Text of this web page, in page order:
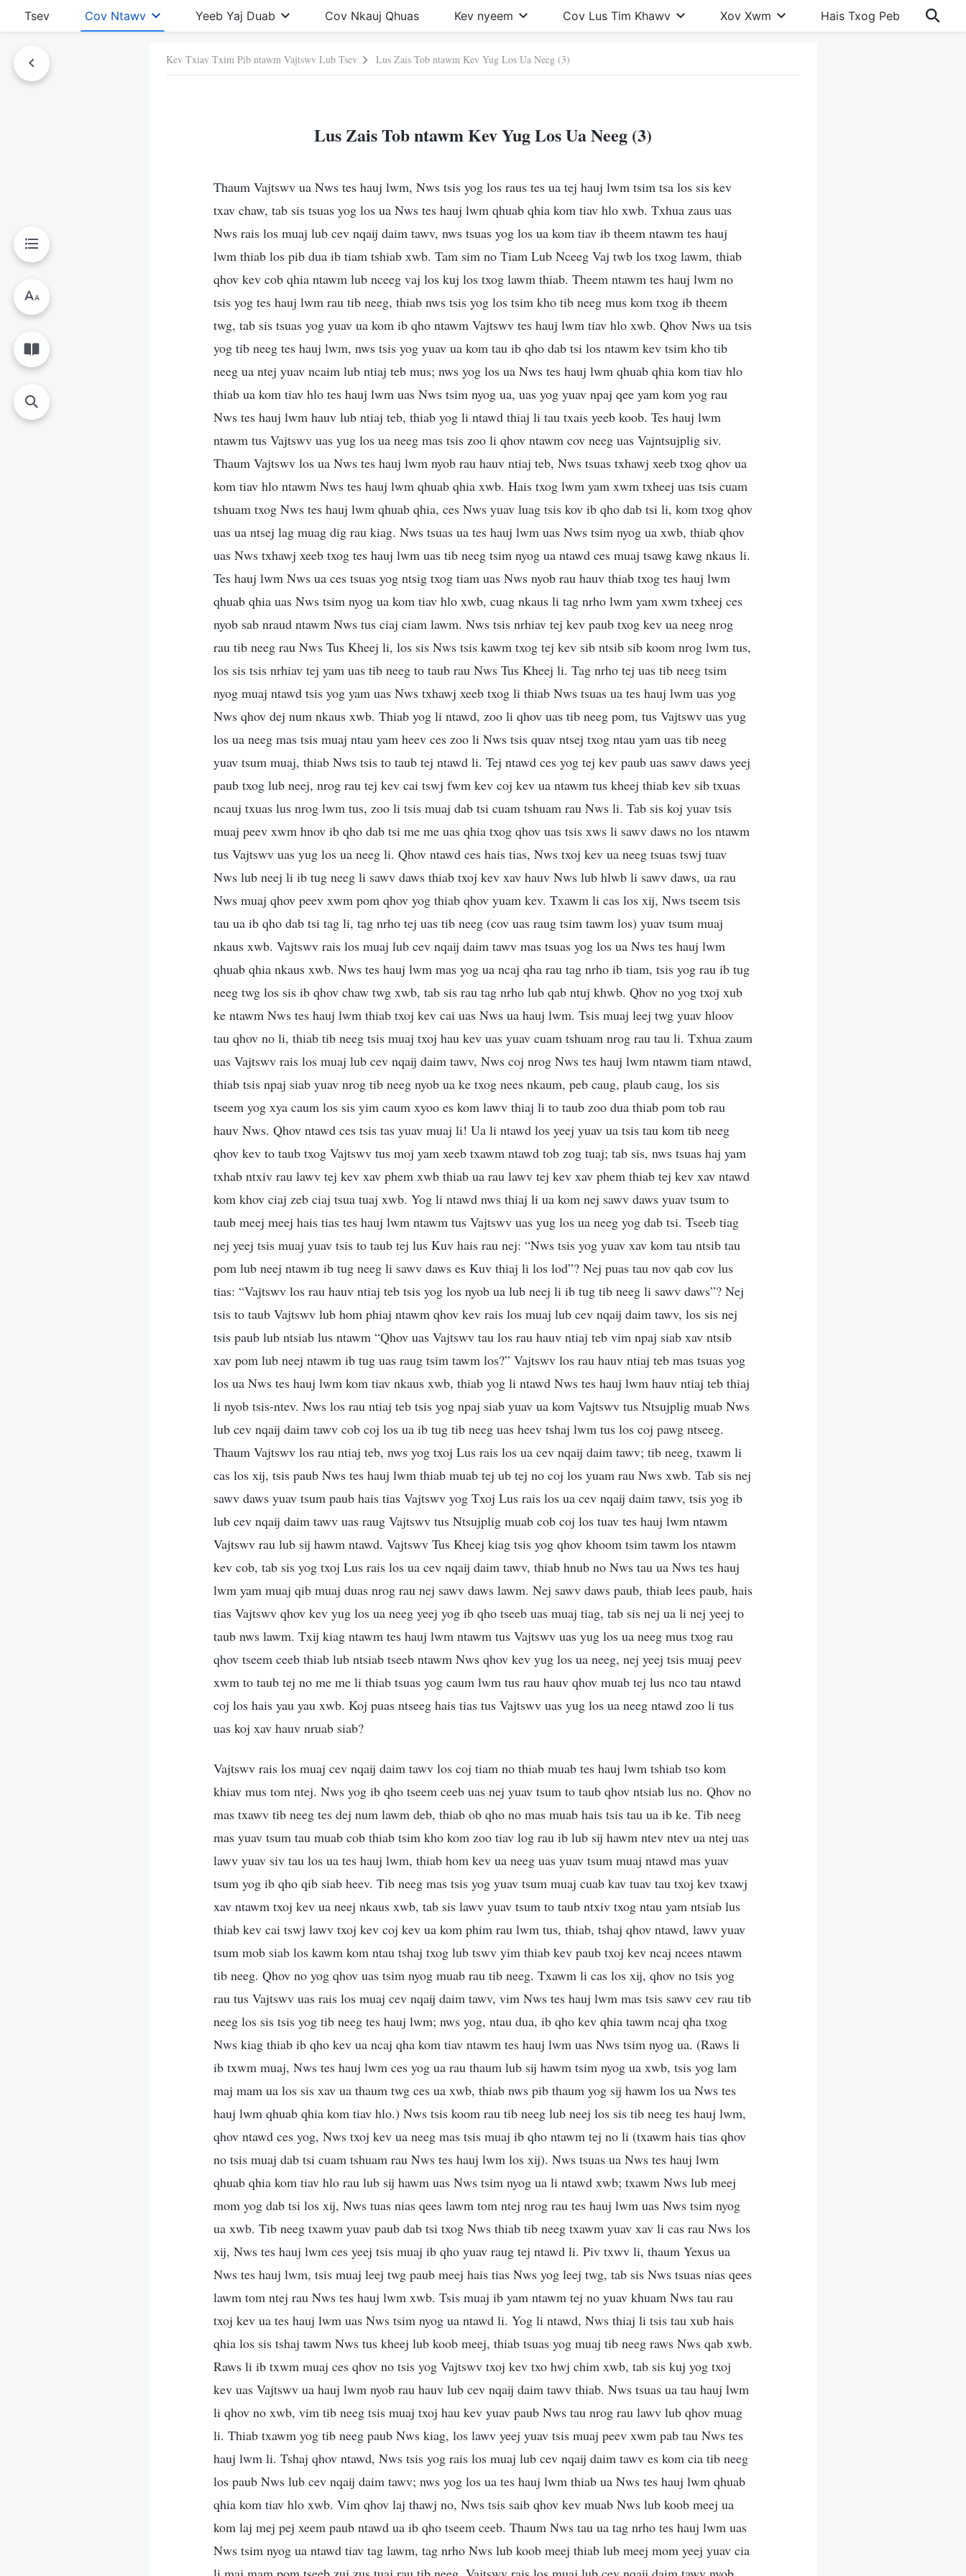
Tsev Cov Ntawv Yeeb Yaj Duab Cov Nkauj Qhuas Kev nyeem Cov Lus Tim Khawv Xov Xwm Hais Txog Peb
Kev Txiav Txim Pib ntawm Vajtswv Lub Tsev Lus Zais Tob ntawm Kev Yug Los Ua Neeg (3)
Lus Zais Tob ntawm Kev Yug Los Ua Neeg (3)
Thaum Vajtswv ua Nws tes hauj lwm, Nws tsis yog los raus tes ua tej hauj lwm tsim tsa los sis kev
txav chaw, tab sis tsuas yog los ua Nws tes hauj lwm qhuab qhia kom tiav hlo xwb. Txhua zaus uas
Nws rais los muaj lub cev nqaij daim tawv, nws tsuas yog los ua kom tiav ib theem ntawm tes hauj
lwm thiab los pib dua ib tiam tshiab xwb. Tam sim no Tiam Lub Nceeg Vaj twb los txog lawm, thiab
qhov kev cob qhia ntawm lub nceeg vaj los kuj los txog lawm thiab. Theem ntawm tes hauj lwm no
tsis yog tes hauj lwm rau tib neeg, thiab nws tsis yog los tsim kho tib neeg mus kom txog ib theem
twg, tab sis tsuas yog yuav ua kom ib qho ntawm Vajtswv tes hauj lwm tiav hlo xwb. Qhov Nws ua tsis
yog tib neeg tes hauj lwm, nws tsis yog yuav ua kom tau ib qho dab tsi los ntawm kev tsim kho tib
neeg ua ntej yuav ncaim lub ntiaj teb mus; nws yog los ua Nws tes hauj lwm qhuab qhia kom tiav hlo
thiab ua kom tiav hlo tes hauj lwm uas Nws tsim nyog ua, uas yog yuav npaj qee yam kom yog rau
Nws tes hauj lwm hauv lub ntiaj teb, thiab yog li ntawd thiaj li tau txais yeeb koob. Tes hauj lwm
ntawm tus Vajtswv uas yug los ua neeg mas tsis zoo li qhov ntawm cov neeg uas Vajntsujplig siv.
Thaum Vajtswv los ua Nws tes hauj lwm nyob rau hauv ntiaj teb, Nws tsuas txhawj xeeb txog qhov ua
kom tiav hlo ntawm Nws tes hauj lwm qhuab qhia xwb. Hais txog lwm yam xwm txheej uas tsis cuam
tshuam txog Nws tes hauj lwm qhuab qhia, ces Nws yuav luag tsis kov ib qho dab tsi li, kom txog qhov
uas ua ntsej lag muag dig rau kiag. Nws tsuas ua tes hauj lwm uas Nws tsim nyog ua xwb, thiab qhov
uas Nws txhawj xeeb txog tes hauj lwm uas tib neeg tsim nyog ua ntawd ces muaj tsawg kawg nkaus li.
Tes hauj lwm Nws ua ces tsuas yog ntsig txog tiam uas Nws nyob rau hauv thiab txog tes hauj lwm
qhuab qhia uas Nws tsim nyog ua kom tiav hlo xwb, cuag nkaus li tag nrho lwm yam xwm txheej ces
nyob sab nraud ntawm Nws tus ciaj ciam lawm. Nws tsis nrhiav tej kev paub txog kev ua neeg nrog
rau tib neeg rau Nws Tus Kheej li, los sis Nws tsis kawm txog tej kev sib ntsib sib koom nrog lwm tus,
los sis tsis nrhiav tej yam uas tib neeg to taub rau Nws Tus Kheej li. Tag nrho tej uas tib neeg tsim
nyog muaj ntawd tsis yog yam uas Nws txhawj xeeb txog li thiab Nws tsuas ua tes hauj lwm uas yog
Nws qhov dej num nkaus xwb. Thiab yog li ntawd, zoo li qhov uas tib neeg pom, tus Vajtswv uas yug
los ua neeg mas tsis muaj ntau yam heev ces zoo li Nws tsis quav ntsej txog ntau yam uas tib neeg
yuav tsum muaj, thiab Nws tsis to taub tej ntawd li. Tej ntawd ces yog tej kev paub uas sawv daws yeej
paub txog lub neej, nrog rau tej kev cai tswj fwm kev coj kev ua ntawm tus kheej thiab kev sib txuas
ncauj txuas lus nrog lwm tus, zoo li tsis muaj dab tsi cuam tshuam rau Nws li. Tab sis koj yuav tsis
muaj peev xwm hnov ib qho dab tsi me me uas qhia txog qhov uas tsis xws li sawv daws no los ntawm
tus Vajtswv uas yug los ua neeg li. Qhov ntawd ces hais tias, Nws txoj kev ua neeg tsuas tswj tuav
Nws lub neej li ib tug neeg li sawv daws thiab txoj kev xav hauv Nws lub hlwb li sawv daws, ua rau
Nws muaj qhov peev xwm pom qhov yog thiab qhov yuam kev. Txawm li cas los xij, Nws tseem tsis
tau ua ib qho dab tsi tag li, tag nrho tej uas tib neeg (cov uas raug tsim tawm los) yuav tsum muaj
nkaus xwb. Vajtswv rais los muaj lub cev nqaij daim tawv mas tsuas yog los ua Nws tes hauj lwm
qhuab qhia nkaus xwb. Nws tes hauj lwm mas yog ua ncaj qha rau tag nrho ib tiam, tsis yog rau ib tug
neeg twg los sis ib qhov chaw twg xwb, tab sis rau tag nrho lub qab ntuj khwb. Qhov no yog txoj xub
ke ntawm Nws tes hauj lwm thiab txoj kev cai uas Nws ua hauj lwm. Tsis muaj leej twg yuav hloov
tau qhov no li, thiab tib neeg tsis muaj txoj hau kev uas yuav cuam tshuam nrog rau tau li. Txhua zaum
uas Vajtswv rais los muaj lub cev nqaij daim tawv, Nws coj nrog Nws tes hauj lwm ntawm tiam ntawd,
thiab tsis npaj siab yuav nrog tib neeg nyob ua ke txog nees nkaum, peb caug, plaub caug, los sis
tseem yog xya caum los sis yim caum xyoo es kom lawv thiaj li to taub zoo dua thiab pom tob rau
hauv Nws. Qhov ntawd ces tsis tas yuav muaj li! Ua li ntawd los yeej yuav ua tsis tau kom tib neeg
qhov kev to taub txog Vajtswv tus moj yam xeeb txawm ntawd tob zog tuaj; tab sis, nws tsuas haj yam
txhab ntxiv rau lawv tej kev xav phem xwb thiab ua rau lawv tej kev xav phem thiab tej kev xav ntawd
kom khov ciaj zeb ciaj tsua tuaj xwb. Yog li ntawd nws thiaj li ua kom nej sawv daws yuav tsum to
taub meej meej hais tias tes hauj lwm ntawm tus Vajtswv uas yug los ua neeg yog dab tsi. Tseeb tiag
nej yeej tsis muaj yuav tsis to taub tej lus Kuv hais rau nej: “Nws tsis yog yuav xav kom tau ntsib tau
pom lub neej ntawm ib tug neeg li sawv daws es Kuv thiaj li los lod”? Nej puas tau nov qab cov lus
tias: “Vajtswv los rau hauv ntiaj teb tsis yog los nyob ua lub neej li ib tug tib neeg li sawv daws”? Nej
tsis to taub Vajtswv lub hom phiaj ntawm qhov kev rais los muaj lub cev nqaij daim tawv, los sis nej
tsis paub lub ntsiab lus ntawm “Qhov uas Vajtswv tau los rau hauv ntiaj teb vim npaj siab xav ntsib
xav pom lub neej ntawm ib tug uas raug tsim tawm los?” Vajtswv los rau hauv ntiaj teb mas tsuas yog
los ua Nws tes hauj lwm kom tiav nkaus xwb, thiab yog li ntawd Nws tes hauj lwm hauv ntiaj teb thiaj
li nyob tsis-ntev. Nws los rau ntiaj teb tsis yog npaj siab yuav ua kom Vajtswv tus Ntsujplig muab Nws
lub cev nqaij daim tawv cob coj los ua ib tug tib neeg uas heev tshaj lwm tus los coj pawg ntseeg.
Thaum Vajtswv los rau ntiaj teb, nws yog txoj Lus rais los ua cev nqaij daim tawv; tib neeg, txawm li
cas los xij, tsis paub Nws tes hauj lwm thiab muab tej ub tej no coj los yuam rau Nws xwb. Tab sis nej
sawv daws yuav tsum paub hais tias Vajtswv yog Txoj Lus rais los ua cev nqaij daim tawv, tsis yog ib
lub cev nqaij daim tawv uas raug Vajtswv tus Ntsujplig muab cob coj los tuav tes hauj lwm ntawm
Vajtswv rau lub sij hawm ntawd. Vajtswv Tus Kheej kiag tsis yog qhov khoom tsim tawm los ntawm
kev cob, tab sis yog txoj Lus rais los ua cev nqaij daim tawv, thiab hnub no Nws tau ua Nws tes hauj
lwm yam muaj qib muaj duas nrog rau nej sawv daws lawm. Nej sawv daws paub, thiab lees paub, hais
tias Vajtswv qhov kev yug los ua neeg yeej yog ib qho tseeb uas muaj tiag, tab sis nej ua li nej yeej to
taub nws lawm. Txij kiag ntawm tes hauj lwm ntawm tus Vajtswv uas yug los ua neeg mus txog rau
qhov tseem ceeb thiab lub ntsiab tseeb ntawm Nws qhov kev yug los ua neeg, nej yeej tsis muaj peev
xwm to taub tej no me me li thiab tsuas yog caum lwm tus rau hauv qhov muab tej lus nco tau ntawd
coj los hais yau yau xwb. Koj puas ntseeg hais tias tus Vajtswv uas yug los ua neeg ntawd zoo li tus
uas koj xav hauv nruab siab?
Vajtswv rais los muaj cev nqaij daim tawv los coj tiam no thiab muab tes hauj lwm tshiab tso kom
khiav mus tom ntej. Nws yog ib qho tseem ceeb uas nej yuav tsum to taub qhov ntsiab lus no. Qhov no
mas txawv tib neeg tes dej num lawm deb, thiab ob qho no mas muab hais tsis tau ua ib ke. Tib neeg
mas yuav tsum tau muab cob thiab tsim kho kom zoo tiav log rau ib lub sij hawm ntev ntev ua ntej uas
lawv yuav siv tau los ua tes hauj lwm, thiab hom kev ua neeg uas yuav tsum muaj ntawd mas yuav
tsum yog ib qho qib siab heev. Tib neeg mas tsis yog yuav tsum muaj cuab kav tuav tau txoj kev txawj
xav ntawm txoj kev ua neej nkaus xwb, tab sis lawv yuav tsum to taub ntxiv txog ntau yam ntsiab lus
thiab kev cai tswj lawv txoj kev coj kev ua kom phim rau lwm tus, thiab, tshaj qhov ntawd, lawv yuav
tsum mob siab los kawm kom ntau tshaj txog lub tswv yim thiab kev paub txoj kev ncaj ncees ntawm
tib neeg. Qhov no yog qhov uas tsim nyog muab rau tib neeg. Txawm li cas los xij, qhov no tsis yog
rau tus Vajtswv uas rais los muaj cev nqaij daim tawv, vim Nws tes hauj lwm mas tsis sawv cev rau tib
neeg los sis tsis yog tib neeg tes hauj lwm; nws yog, ntau dua, ib qho kev qhia tawm ncaj qha txog
Nws kiag thiab ib qho kev ua ncaj qha kom tiav ntawm tes hauj lwm uas Nws tsim nyog ua. (Raws li
ib txwm muaj, Nws tes hauj lwm ces yog ua rau thaum lub sij hawm tsim nyog ua xwb, tsis yog lam
maj mam ua los sis xav ua thaum twg ces ua xwb, thiab nws pib thaum yog sij hawm los ua Nws tes
hauj lwm qhuab qhia kom tiav hlo.) Nws tsis koom rau tib neeg lub neej los sis tib neeg tes hauj lwm,
qhov ntawd ces yog, Nws txoj kev ua neeg mas tsis muaj ib qho ntawm tej no li (txawm hais tias qhov
no tsis muaj dab tsi cuam tshuam rau Nws tes hauj lwm los xij). Nws tsuas ua Nws tes hauj lwm
qhuab qhia kom tiav hlo rau lub sij hawm uas Nws tsim nyog ua li ntawd xwb; txawm Nws lub meej
mom yog dab tsi los xij, Nws tuas nias qees lawm tom ntej nrog rau tes hauj lwm uas Nws tsim nyog
ua xwb. Tib neeg txawm yuav paub dab tsi txog Nws thiab tib neeg txawm yuav xav li cas rau Nws los
xij, Nws tes hauj lwm ces yeej tsis muaj ib qho yuav raug tej ntawd li. Piv txwv li, thaum Yexus ua
Nws tes hauj lwm, tsis muaj leej twg paub meej hais tias Nws yog leej twg, tab sis Nws tsuas nias qees
lawm tom ntej rau Nws tes hauj lwm xwb. Tsis muaj ib yam ntawm tej no yuav khuam Nws tau rau
txoj kev ua tes hauj lwm uas Nws tsim nyog ua ntawd li. Yog li ntawd, Nws thiaj li tsis tau xub hais
qhia los sis tshaj tawm Nws tus kheej lub koob meej, thiab tsuas yog muaj tib neeg raws Nws qab xwb.
Raws li ib txwm muaj ces qhov no tsis yog Vajtswv txoj kev txo hwj chim xwb, tab sis kuj yog txoj
kev uas Vajtswv ua hauj lwm nyob rau hauv lub cev nqaij daim tawv thiab. Nws tsuas ua tau hauj lwm
li qhov no xwb, vim tib neeg tsis muaj txoj hau kev yuav paub Nws tau nrog rau lawv lub qhov muag
li. Thiab txawm yog tib neeg paub Nws kiag, los lawv yeej yuav tsis muaj peev xwm pab tau Nws tes
hauj lwm li. Tshaj qhov ntawd, Nws tsis yog rais los muaj lub cev nqaij daim tawv es kom cia tib neeg
los paub Nws lub cev nqaij daim tawv; nws yog los ua tes hauj lwm thiab ua Nws tes hauj lwm qhuab
qhia kom tiav hlo xwb. Vim qhov laj thawj no, Nws tsis saib qhov kev muab Nws lub koob meej ua
kom laj mej pej xeem paub ntawd ua ib qho tseem ceeb. Thaum Nws tau ua tag nrho tes hauj lwm uas
Nws tsim nyog ua ntawd tiav tag lawm, tag nrho Nws lub koob meej thiab lub meej mom yeej yuav cia